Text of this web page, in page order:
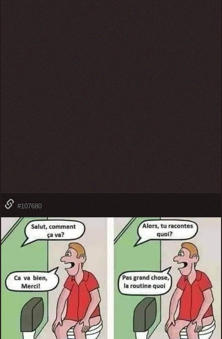
#107680